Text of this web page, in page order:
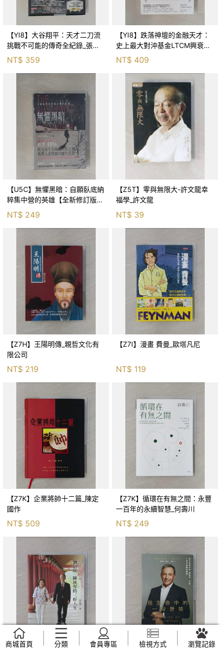
【YI8】大谷翔平：天才二刀流
挑戰不可能的傳奇全紀錄_張尤
金
NT$ 359
【YI8】跌落神壇的金融天才：
史上最大對沖基金LTCM興衰啟
示錄_羅傑．羅溫斯坦, 林東翰
NT$ 409
【U5C】無懼黑暗：自願臥底納
粹集中營的英雄【全新修訂版】
_威托德．皮雷茨基, 黃煜文
NT$ 249
【Z5T】零與無限大-許文龍幸
福學_許文龍
NT$ 39
【Z7H】王陽明傳_親哲文化有
限公司
NT$ 219
【Z7I】漫畫 費曼_歐塔凡尼
NT$ 119
【Z7K】企業將帥十二篇_陳定
國作
NT$ 509
【Z7K】循環在有無之間：永豐
一百年的永續智慧_何壽川
NT$ 249
商城首頁 分類 會員專區 檢視方式 瀏覽記錄